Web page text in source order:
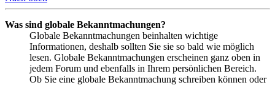
Was sind globale Bekanntmachungen?
Globale Bekanntmachungen beinhalten wichtige
Informationen, deshalb sollten Sie sie so bald wie möglich
lesen. Globale Bekanntmachungen erscheinen ganz oben in
jedem Forum und ebenfalls in Ihrem persönlichen Bereich.
Ob Sie eine globale Bekanntmachung schreiben können oder